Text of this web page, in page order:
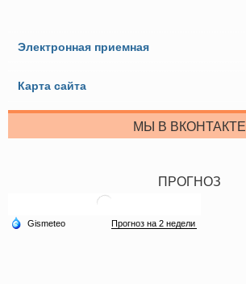
Электронная приемная
Карта сайта
МЫ В ВКОНТАКТЕ
ПРОГНОЗ